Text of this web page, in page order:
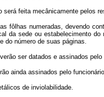
será feita mecânicamente
fôlhas numeradas, devendo
da sede ou estabelecimento
do número de suas páginas.
ser datados e assinados
ainda assinados pelo
de inviolabilidade.